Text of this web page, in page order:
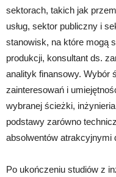
sektorach, takich jak
usług, sektor publiczny i
stanowisk, na które mogą
produkcji, konsultant ds.
analityk finansowy. Wybór
zainteresowań i
wybranej ścieżki,
podstawy zarówno
absolwentów atrakcyjnymi
Po ukończeniu studiów z